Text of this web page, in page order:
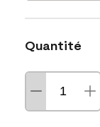
Quantité